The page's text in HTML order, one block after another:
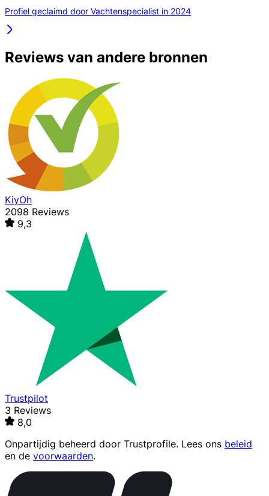
Profiel geclaimd door Vachtenspecialist in 2024
Reviews van andere bronnen
KiyOh
2098 Reviews
9,3
Trustpilot
3 Reviews
8,0
Onpartijdig beheerd door Trustprofile. Lees ons beleid
en de voorwaarden.